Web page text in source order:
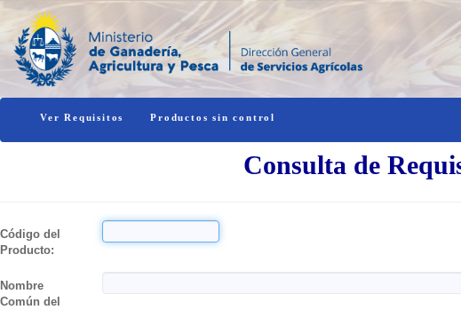
Ver Requisitos Productos sin control
Consulta de
Código del
Producto:
Nombre
Común del